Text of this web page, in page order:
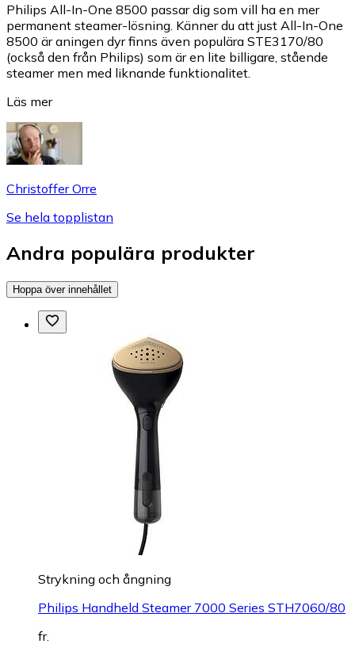
Philips All-In-One 8500 passar dig som vill ha en mer
permanent steamer-lösning. Känner du att just All-In-One
8500 är aningen dyr finns även populära STE3170/80
(också den från Philips) som är en lite billigare, stående
steamer men med liknande funktionalitet.
Läs mer
Christoffer Orre
Se hela topplistan
Andra populära produkter
Hoppa över innehållet
Strykning och ångning
Philips Handheld Steamer 7000 Series STH7060/80
fr.